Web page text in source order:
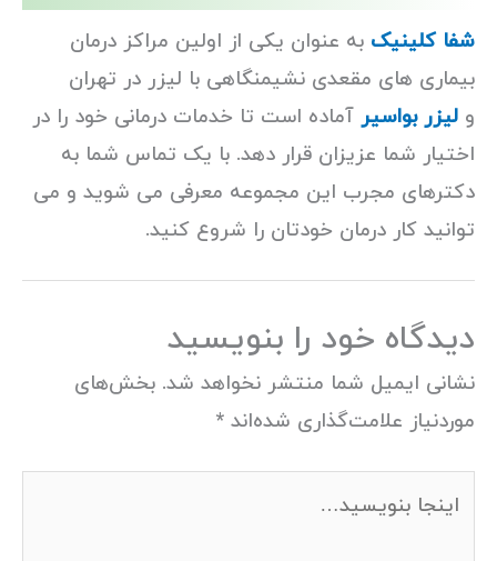
شفا کلینیک به عنوان یکی از اولین مراکز درمان
بیماری های مقعدی نشیمنگاهی با لیزر در تهران
و لیزر بواسیر آماده است تا خدمات درمانی خود را در
اختیار شما عزیزان قرار دهد. با یک تماس شما به
دکترهای مجرب این مجموعه معرفی می شوید و می
توانید کار درمان خودتان را شروع کنید.
دیدگاه‌ خود را بنویسید
نشانی ایمیل شما منتشر نخواهد شد. بخش‌های
موردنیاز علامت‌گذاری شده‌اند *
بنویسید…